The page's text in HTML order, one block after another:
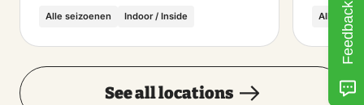
Alle seizoenen Indoor / Inside Alle
See all locations
Feedback